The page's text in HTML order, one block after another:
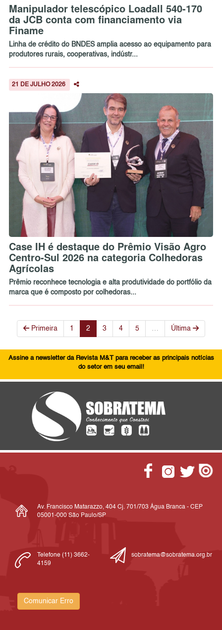
Manipulador telescópico Loadall 540-170
da JCB conta com financiamento via
Finame
Linha de crédito do BNDES amplia acesso ao equipamento para
produtores rurais, cooperativas, indústr...
21 DE JULHO 2026
Case IH é destaque do Prêmio Visão Agro
Centro-Sul 2026 na categoria Colhedoras
Agrícolas
Prêmio reconhece tecnologia e alta produtividade do portfólio da
marca que é composto por colhedoras...
Primeira 1 2 3 4 5 Última
Assine a newsletter da Revista M&T para receber as principais notícias
do setor em seu email!
Av. Francisco Matarazzo, 404 Cj. 701/703 Água Branca - CEP
05001-000 São Paulo/SP
Telefone (11) 3662-
4159
sobratema@sobratema.org.br
Comunicar Erro